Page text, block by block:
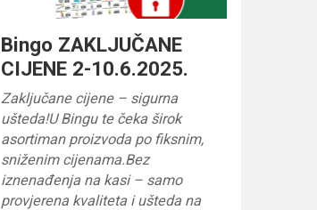
Bingo ZAKLJUČANE
CIJENE 2-10.6.2025.
Zaključane cijene – sigurna
ušteda!U Bingu te čeka širok
asortiman proizvoda po fiksnim,
sniženim cijenama.Bez
iznenađenja na kasi – samo
provjerena kvaliteta i ušteda na